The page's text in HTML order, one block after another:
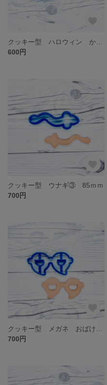
600円
クッキー型 ウナギ③ 85ｍｍ
700円
700円